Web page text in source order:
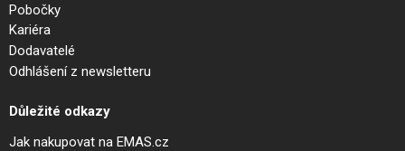
Pobočky
Kariéra
Dodavatelé
Odhlášení z newsletteru
Důležité odkazy
Jak nakupovat na EMAS.cz